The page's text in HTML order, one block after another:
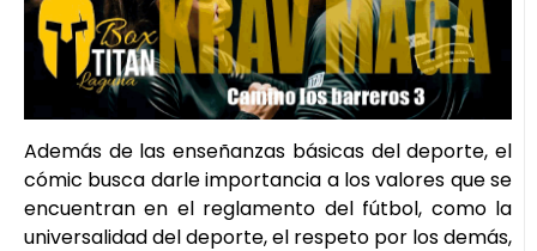
Además de las enseñanzas básicas del deporte, el
cómic busca darle importancia a los valores que se
encuentran en el reglamento del fútbol, como la
universalidad del deporte, el respeto por los demás,